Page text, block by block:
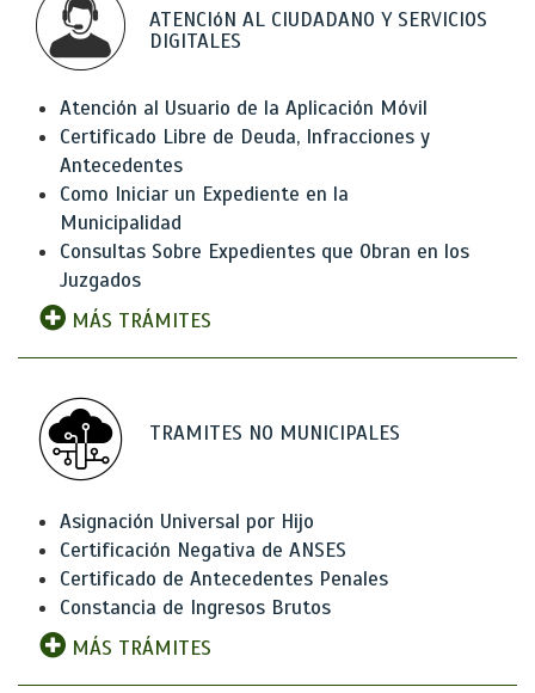
ATENCIóN AL CIUDADANO Y SERVICIOS
DIGITALES
Atención al Usuario de la Aplicación Móvil
Certificado Libre de Deuda, Infracciones y
Antecedentes
Como Iniciar un Expediente en la
Municipalidad
Consultas Sobre Expedientes que Obran en los
Juzgados
MÁS TRÁMITES
TRAMITES NO MUNICIPALES
Asignación Universal por Hijo
Certificación Negativa de ANSES
Certificado de Antecedentes Penales
Constancia de Ingresos Brutos
MÁS TRÁMITES